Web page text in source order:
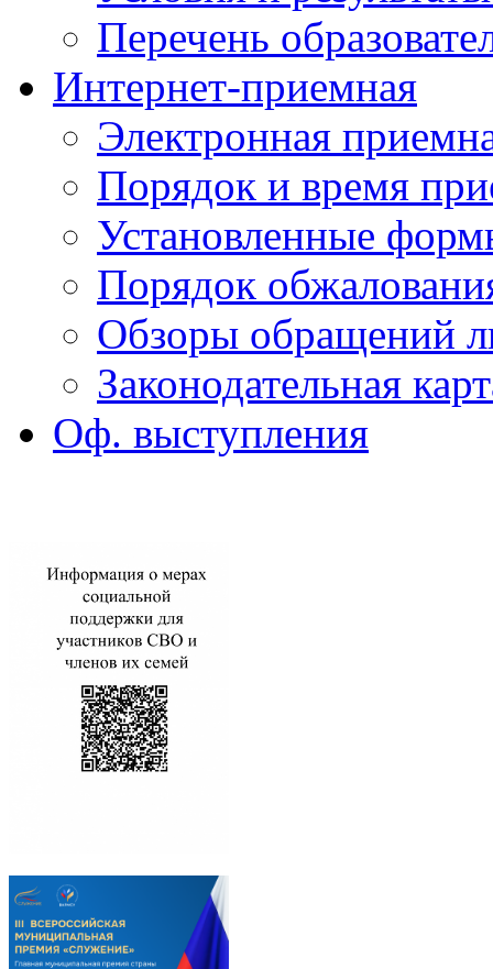
Перечень
Интернет-приемная
Электронная
Порядок и время
Установленные
Порядок
Обзоры обращений
Законодательная
Оф. выступления